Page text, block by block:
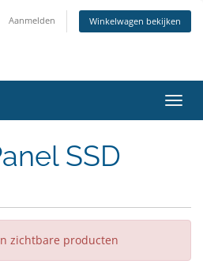
Aanmelden Winkelwagen bekijken
in-/
SSD
zichtbare producten